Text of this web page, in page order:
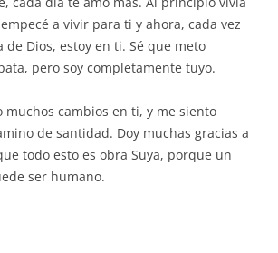
a vivir para ti y ahora, cada vez
de Dios, estoy en ti. Sé que meto
pero soy completamente tuyo.
muchos cambios en ti, y me siento
de santidad. Doy muchas gracias a
todo esto es obra Suya, porque un
ser humano.